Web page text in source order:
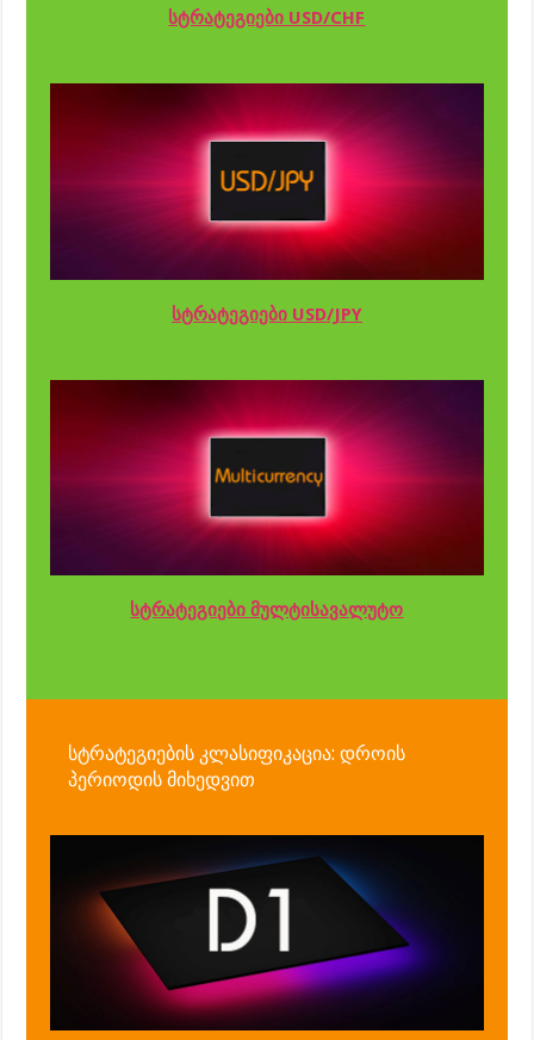
სტრატეგიები USD/CHF
სტრატეგიები USD/JPY
სტრატეგიები მულტისავალუტო
სტრატეგიების კლასიფიკაცია: დროის
პერიოდის მიხედვით